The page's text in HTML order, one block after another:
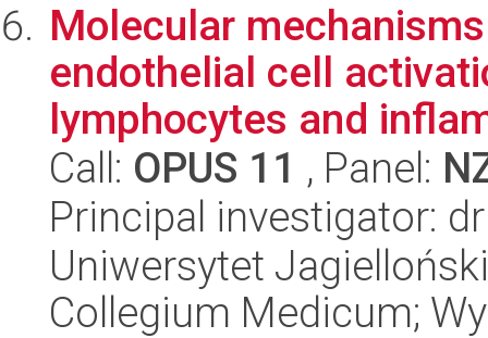
Molecular
endothelial cell
lymphocytes and
Call: OPUS 11 , Panel:
Principal investigator:
Uniwersytet
Collegium Medicum;